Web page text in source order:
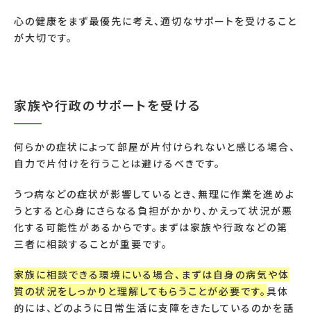
心の健康をまず最優先に考え、適切なサポートを受けること
が大切です。
家族や行政のサポートを受ける
何らかの症状によって部屋が片付けられないと感じる場合、
自力で片付けを行うことは避けるべきです。
うつ病などの症状が影響しているとき、無理に作業を進めよ
うとすると心身にさらなる負担がかかり、かえって状況が悪
化する可能性があるからです。まずは家族や行政などの第
三者に相談することが重要です。
家族に相談できる環境にいる場合、まずは自身の病気や体
質の状況をしっかりと理解してもらうことが必要です。 具体
的には、どのように日常生活に支障をきたしているのかを話